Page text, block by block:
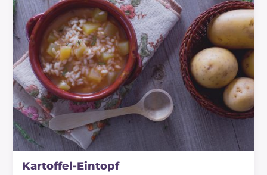
Kartoffel-Eintopf